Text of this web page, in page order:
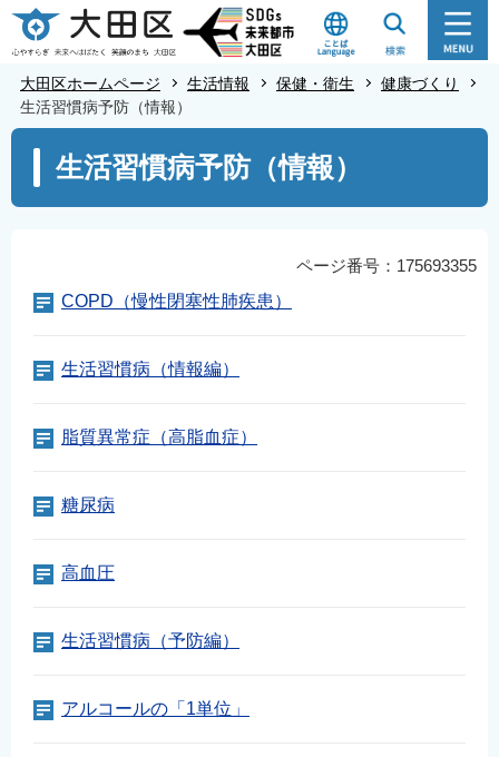
こ
の
ジ
大田区ホームページ 生活情報 保健・衛生
健康づくり
生活習慣病予防（情報）
こ
生活習慣病予防（情報）
ページ番号：175693355
COPD（慢性閉塞性肺疾患）
生活習慣病（情報編）
脂質異常症（高脂血症）
糖尿病
高血圧
生活習慣病（予防編）
アルコールの「1単位」